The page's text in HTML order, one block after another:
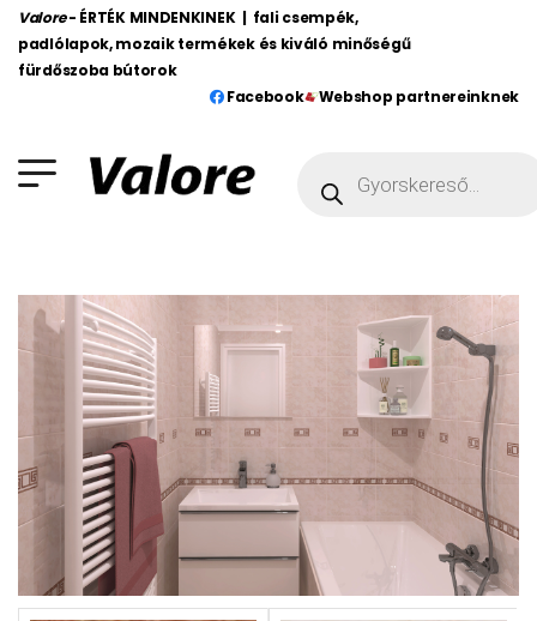
Valore - ÉRTÉK MINDENKINEK | fali csempék,
padlólapok, mozaik termékek és kiváló minőségű
fürdőszoba bútorok
Facebook
Webshop partnereinknek